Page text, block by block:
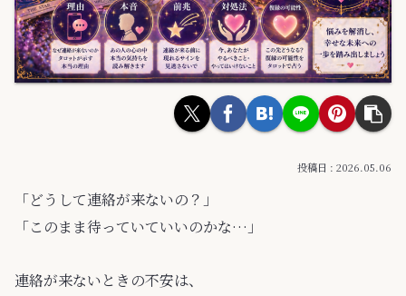
2026.05.06
「どうして連絡が来ないの？」
「このまま待っていていいのかな…」
連絡が来ないときの不安は、